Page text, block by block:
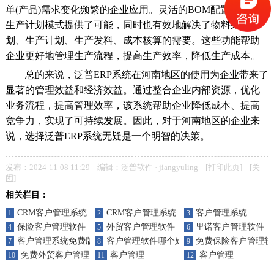
单(产品)需求变化频繁的企业应用。灵活的BOM配置为多种
生产计划模式提供了可能，同时也有效地解决了物料采购计
划、生产计划、生产发料、成本核算的需要。这些功能帮助
企业更好地管理生产流程，提高生产效率，降低生产成本。
总的来说，泛普ERP系统在河南地区的使用为企业带来了
显著的管理效益和经济效益。通过整合企业内部资源，优化
业务流程，提高管理效率，该系统帮助企业降低成本、提高
竞争力，实现了可持续发展。因此，对于河南地区的企业来
说，选择泛普ERP系统无疑是一个明智的决策。
发布：2024-11-08 11:29 编辑：泛普软件 · jiangyuling [打印此页] [关
闭 ]
相关栏目：
1 CRM客户管理系统 2 CRM客户管理系统 3 客户管理系统
4 保险客户管理软件 5 外贸客户管理软件 6 里诺客户管理软件
7 客户管理系统免费版 8 客户管理软件哪个好 9 免费保险客户管理
10 免费外贸客户管理系统
11 客户管理 12
客户管理